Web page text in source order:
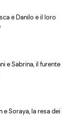
e Danilo e il loro
e Sabrina, il furente
Soraya, la resa dei